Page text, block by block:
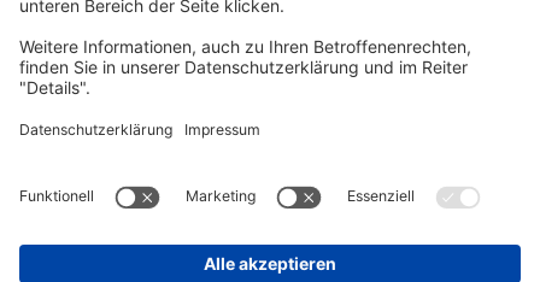
Kontrast
Kurs-Merkliste
Bitte melden Sie sich über den folgenden Button an:
Sie haben noch kein Konto?